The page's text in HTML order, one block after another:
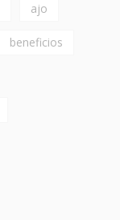
ajo
beneficios